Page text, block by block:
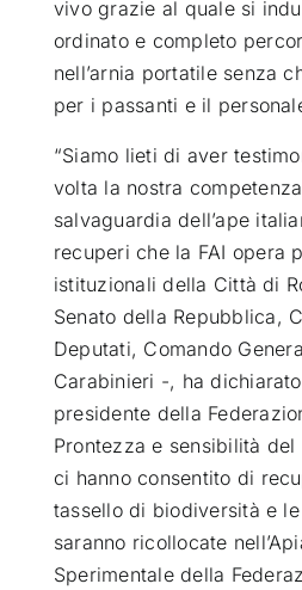
vivo grazie al quale si
ordinato e completo
nell’arnia portatile senza
per i passanti e il
“Siamo lieti di aver
volta la nostra
salvaguardia dell’ape
recuperi che la FAI opera
istituzionali della Città di
Senato della Repubblica,
Deputati, Comando
Carabinieri -, ha
presidente della
Prontezza e sensibilità
ci hanno consentito di
tassello di biodiversità e
saranno ricollocate
Sperimentale della